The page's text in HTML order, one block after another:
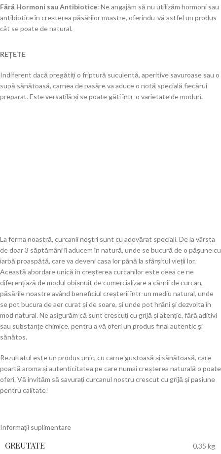
Fără Hormoni sau Antibiotice: Ne angajăm să nu utilizăm hormoni sau
antibiotice în creșterea păsărilor noastre, oferindu-vă astfel un produs
cât se poate de natural.
REȚETE
Indiferent dacă pregătiți o friptură suculentă, aperitive savuroase sau o
supă sănătoasă, carnea de pasăre va aduce o notă specială fiecărui
preparat. Este versatilă și se poate găti într-o varietate de moduri.
La ferma noastră, curcanii noștri sunt cu adevărat speciali. De la vârsta
de doar 3 săptămâni îi aducem în natură, unde se bucură de o pășune cu
iarbă proaspătă, care va deveni casa lor până la sfârșitul vieții lor.
Această abordare unică în creșterea curcanilor este ceea ce ne
diferențiază de modul obișnuit de comercializare a cărnii de curcan,
păsările noastre având beneficiul creșterii într-un mediu natural, unde
se pot bucura de aer curat și de soare, și unde pot hrăni și dezvolta în
mod natural. Ne asigurăm că sunt crescuți cu grijă și atenție, fără aditivi
sau substanțe chimice, pentru a vă oferi un produs final autentic și
sănătos.
Rezultatul este un produs unic, cu carne gustoasă și sănătoasă, care
poartă aroma și autenticitatea pe care numai creșterea naturală o poate
oferi. Vă invităm să savurați curcanul nostru crescut cu grijă și pasiune
pentru calitate!
Informații suplimentare
GREUTATE 0,35 kg